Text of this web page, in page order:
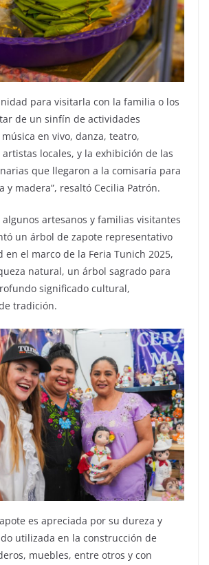
para visitarla con la familia o los
de un sinfín de actividades
en vivo, danza, teatro,
locales, y la exhibición de las
que llegaron a la comisaría para
y madera”, resaltó Cecilia Patrón.
algunos artesanos y familias visitantes
un árbol de zapote representativo
en el marco de la Feria Tunich 2025,
natural, un árbol sagrado para
significado cultural,
tradición.
es apreciada por su dureza y
utilizada en la construcción de
muebles, entre otros y con